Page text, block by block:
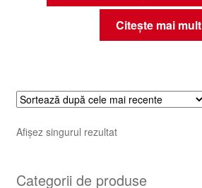
Citește mai mult
Afișez singurul rezultat
Categorii de produse